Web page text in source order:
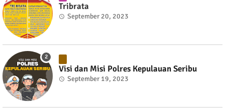
Tribrata
September 20, 2023
Visi dan Misi Polres Kepulauan Seribu
September 19, 2023